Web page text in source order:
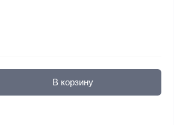
В корзину